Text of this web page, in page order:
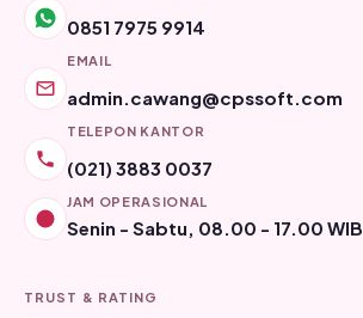
0851 7975 9914
EMAIL
admin.cawang@cpssoft.com
TELEPON KANTOR
(021) 3883 0037
JAM OPERASIONAL
Senin - Sabtu, 08.00 - 17.00 WIB
TRUST & RATING